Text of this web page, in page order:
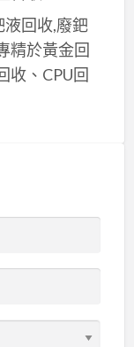
液回收,廢鈀
精於黃金回
收、CPU回